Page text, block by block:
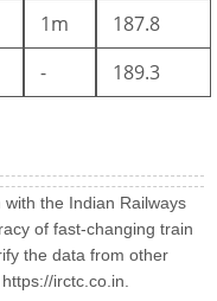
1m
187.8
- 189.3
the Indian Railways
of fast-changing train
the data from other
irctc.co.in.